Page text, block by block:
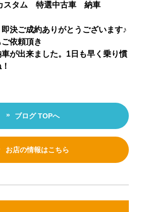
スタム 特選中古車 納車
決ご成約ありがとうございます♪
依頼頂き
が出来ました。1日も早く乗り慣
ブログ TOPへ
お店の情報はこちら